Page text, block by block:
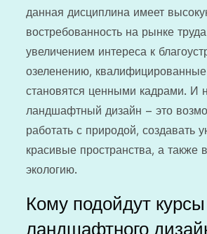
данная дисциплина имеет
востребованность на рынке
увеличением интереса к
озеленению,
становятся ценными кадрами. И
ландшафтный дизайн – это
работать с природой, создавать
красивые пространства, а также
экологию.
Кому подойдут курсы